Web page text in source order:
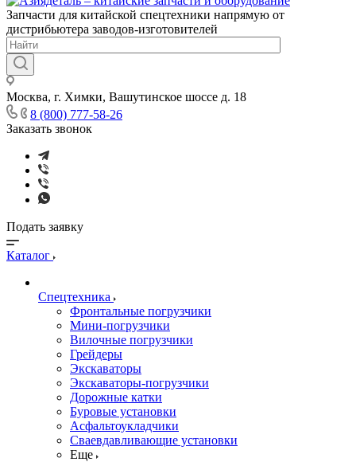
Запчасти для китайской спецтехники напрямую от
дистрибьютера заводов-изготовителей
Москва, г. Химки, Вашутинское шоссе д. 18
8 (800) 777-58-26
Заказать звонок
Подать заявку
Каталог
Спецтехника
Фронтальные погрузчики
Мини-погрузчики
Вилочные погрузчики
Грейдеры
Экскаваторы
Экскаваторы-погрузчики
Дорожные катки
Буровые установки
Асфальтоукладчики
Сваевдавливающие установки
Еще